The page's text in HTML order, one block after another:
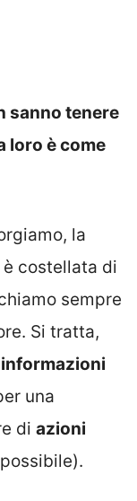
sanno tenere
loro è come
la
costellata di
sempre
Si tratta,
informazioni
una
di azioni